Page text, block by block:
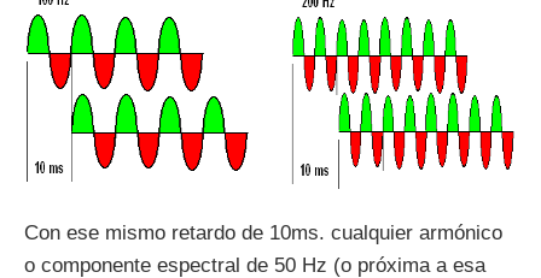
Con ese mismo retardo de 10ms. cualquier armónico
o componente espectral de 50 Hz (o próxima a esa